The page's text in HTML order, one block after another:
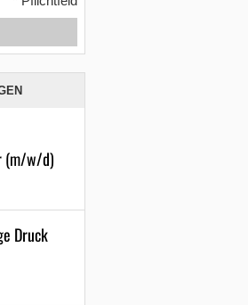
(m/w/d)
Druck